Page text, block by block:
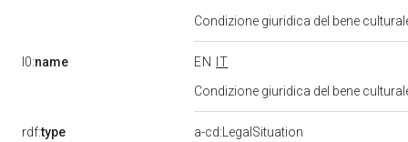
Condizione giuridica del bene
l0:name EN
IT
Condizione giuridica del bene
rdf:type
a-cd:LegalSituation